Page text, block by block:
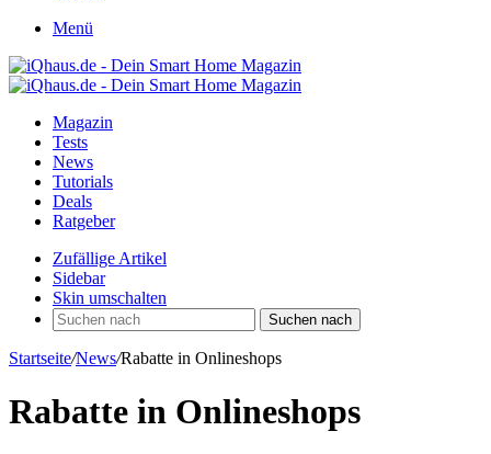
Menü
Magazin
Tests
News
Tutorials
Deals
Ratgeber
Zufällige Artikel
Sidebar
Skin umschalten
Suchen nach
Startseite/News/Rabatte in Onlineshops
Rabatte in Onlineshops